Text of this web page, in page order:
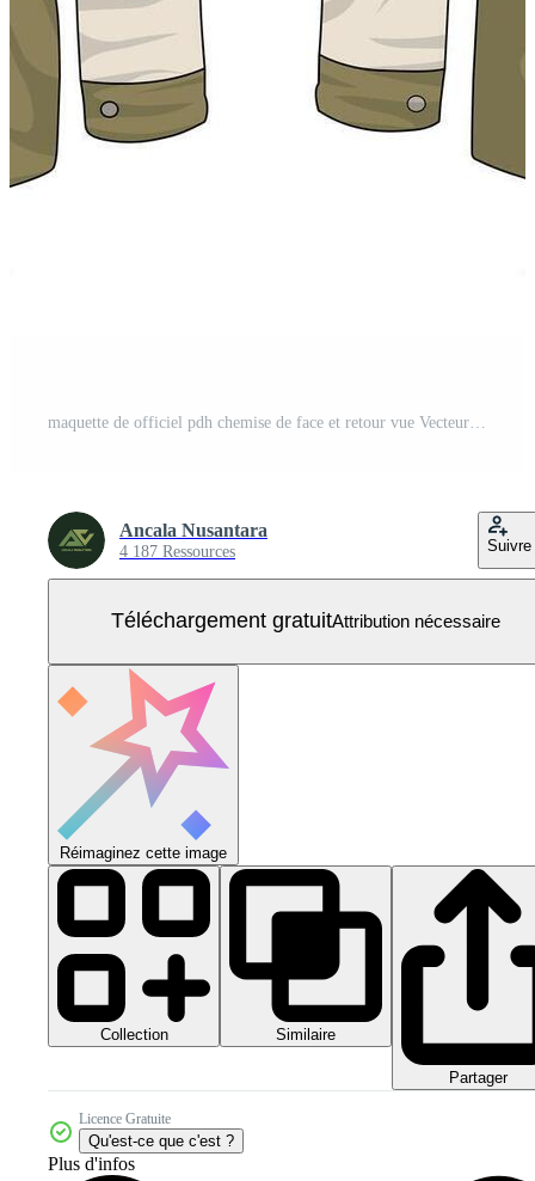
Ancala Nusantara
4 187 Ressources Suivre
Téléchargement gratuitAttribution nécessaire
Réimaginez cette image
Collection Similaire
Partager
Licence Gratuite
Qu'est-ce que c'est ?
Plus d'infos